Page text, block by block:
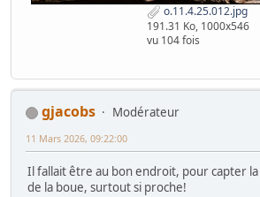
o.11.4.25.012.jpg
191.31 Ko, 1000x546
vu 104 fois
gjacobs
Modérateur
11 Mars 2026, 09:22:00
Il fallait être au bon endroit, pour capter la
de la boue, surtout si proche!